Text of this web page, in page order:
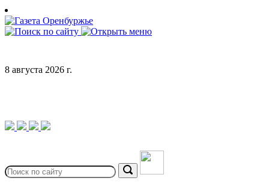
Skip
to
content
8 августа 2026 г.
for:
Search